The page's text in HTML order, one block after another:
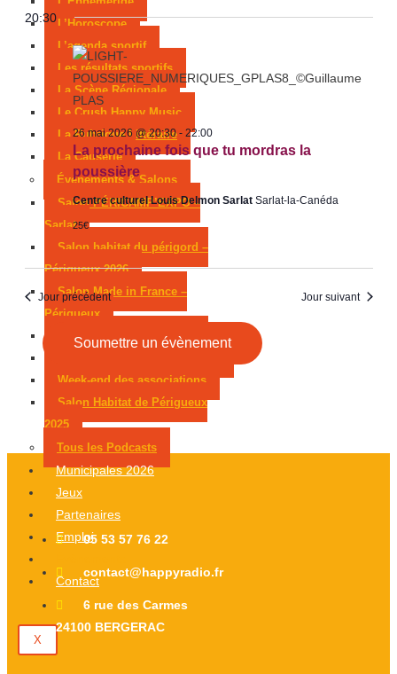
L’Horoscope
L’agenda sportif
Les résultats sportifs
La Scène Régionale
Le Crush Happy Music
La Rubrique Littéraire
La Causerie
Événements & Salons
Salon PÉRICAMP’EXPO –
Sarlat
Salon habitat du périgord –
Périgueux 2026
Salon Made in France –
Périgueux
Marché de Noël de Sarlat
Week-end des associations
Salon Habitat de Périgueux
2025
Tous les Podcasts
Municipales 2026
Jeux
Partenaires
Emploi
Contact
X
20:30
La prochaine fois que tu mordras la
poussière
26 mai 2026 @ 20:30- 22:00
Centre culturel Louis Delmon Sarlat Sarlat-la-Canéda
25€
Jour précédent Jour suivant
Soumettre un évènement
05 53 57 76 22
contact@happyradio.fr
6 rue des Carmes
24100 BERGERAC